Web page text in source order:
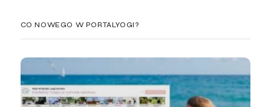
CO NOWEGO W PORTALYOGI?